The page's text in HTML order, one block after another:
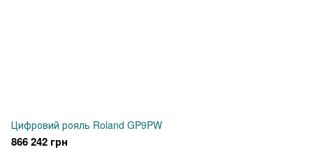
Цифровий рояль Roland GP9PW
866 242 грн